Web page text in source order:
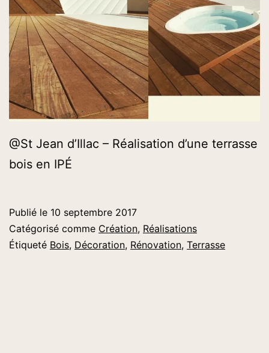
@St Jean d’Illac – Réalisation d’une terrasse
bois en IPÉ
Publié le 10 septembre 2017
Catégorisé comme Création, Réalisations
Étiqueté Bois, Décoration, Rénovation, Terrasse